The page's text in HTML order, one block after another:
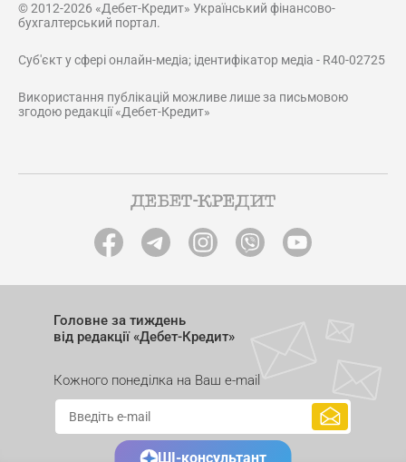
© 2012-2026 «Дебет-Кредит» Український фінансово-
бухгалтерський портал.
Суб'єкт у сфері онлайн-медіа; ідентифікатор медіа - R40-02725
Використання публікацій можливе лише за письмовою
згодою редакції «Дебет-Кредит»
Головне за тиждень
від редакції «Дебет-Кредит»
Кожного понеділка на Ваш e-mail
ШІ-консультант